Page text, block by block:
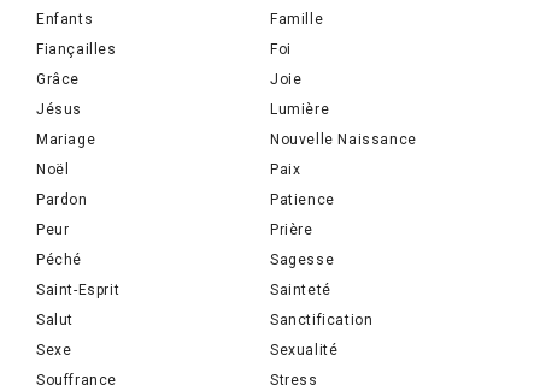
Enfants
Famille
Fiançailles
Foi
Grâce
Joie
Jésus
Lumière
Mariage
Nouvelle Naissance
Noël
Paix
Pardon
Patience
Peur
Prière
Péché
Sagesse
Saint-Esprit
Sainteté
Salut
Sanctification
Sexe
Sexualité
Souffrance
Stress